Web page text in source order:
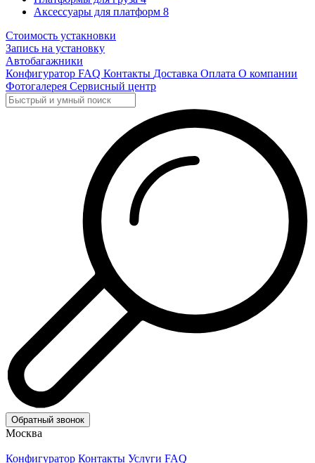
Аксессуары для платформ 8
Стоимость устакновки
Запись на установку
Автобагажники
Конфигуратор FAQ Контакты Доставка Оплата О компании
Фотогалерея Сервисный центр
Обратный звонок
Москва
Конфигуратор Контакты Услуги FAQ